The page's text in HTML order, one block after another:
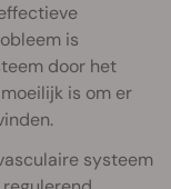
is
door het
is om er
systeem